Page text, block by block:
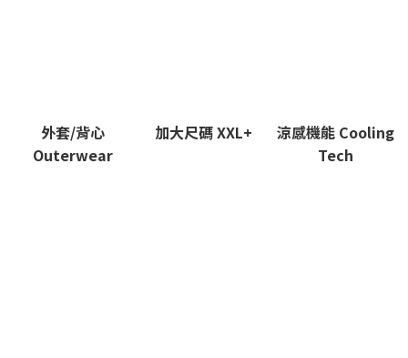
外套/背心
Outerwear
加大尺碼 XXL+
涼感機能 Cooling
Tech